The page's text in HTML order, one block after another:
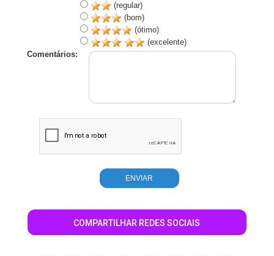
(regular)
(bom)
(ótimo)
(excelente)
Comentários:
COMPARTILHAR REDES SOCIAIS